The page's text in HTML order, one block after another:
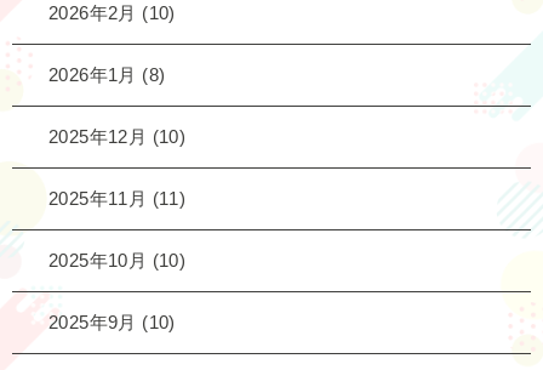
2026年2月 (10)
2026年1月 (8)
2025年12月 (10)
2025年11月 (11)
2025年10月 (10)
2025年9月 (10)